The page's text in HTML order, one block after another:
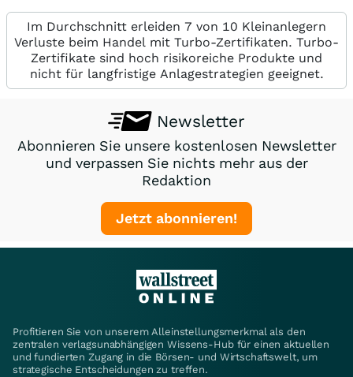
Im Durchschnitt erleiden 7 von 10 Kleinanlegern
Verluste beim Handel mit Turbo-Zertifikaten. Turbo-
Zertifikate sind hoch risikoreiche Produkte und
nicht für langfristige Anlagestrategien geeignet.
Newsletter
Abonnieren Sie unsere kostenlosen Newsletter
und verpassen Sie nichts mehr aus der
Redaktion
Jetzt abonnieren!
Profitieren Sie von unserem Alleinstellungsmerkmal als den
zentralen verlagsunabhängigen Wissens-Hub für einen aktuellen
und fundierten Zugang in die Börsen- und Wirtschaftswelt, um
strategische Entscheidungen zu treffen.